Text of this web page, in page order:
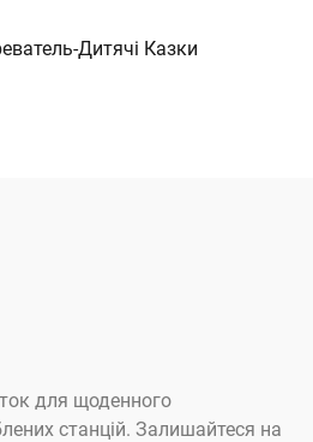
Дитячі Казки
для щоденного
станцій. Залишайтеся на